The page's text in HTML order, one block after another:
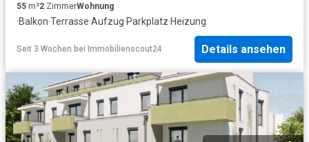
55 m²2 ZimmerWohnung
·Balkon·Terrasse·Aufzug·Parkplatz·Heizung
Seit 3 Wochen bei Immobilienscout24 Details ansehen